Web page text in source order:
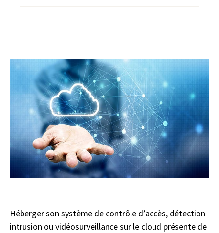
Héberger son système de contrôle d’accès, détection
intrusion ou vidéosurveillance sur le cloud présente de